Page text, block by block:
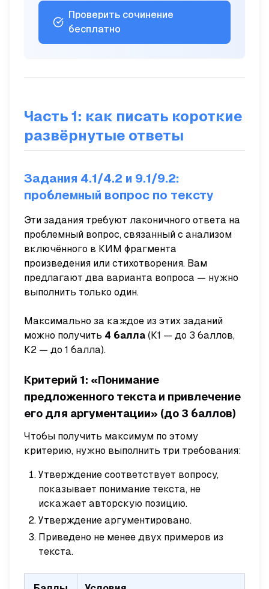
Проверить сочинение
бесплатно
Часть 1: как писать короткие
развёрнутые ответы
Задания 4.1/4.2 и 9.1/9.2:
проблемный вопрос по тексту
Эти задания требуют лаконичного ответа на
проблемный вопрос, связанный с анализом
включённого в КИМ фрагмента
произведения или стихотворения. Вам
предлагают два варианта вопроса — нужно
выполнить только один.
Максимально за каждое из этих заданий
можно получить 4 балла (К1 — до 3 баллов,
К2 — до 1 балла).
Критерий 1: «Понимание
предложенного текста и привлечение
его для аргументации» (до 3 баллов)
Чтобы получить максимум по этому
критерию, нужно выполнить три требования:
Утверждение соответствует вопросу,
показывает понимание текста, не
искажает авторскую позицию.
Утверждение аргументировано.
Приведено не менее двух примеров из
текста.